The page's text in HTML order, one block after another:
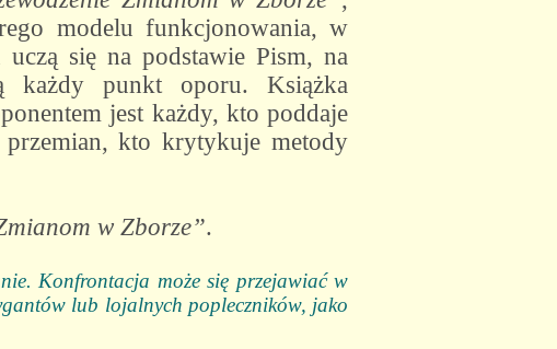
modelu funkcjonowania, w
się na podstawie Pism, na
punkt oporu. Książka
jest każdy, kto poddaje
kto krytykuje metody
w Zborze”.
Konfrontacja może się przejawiać w
lub lojalnych popleczników, jako